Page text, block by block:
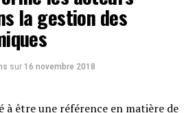
la gestion des
sur 16 novembre 2018
à être une référence en matière de